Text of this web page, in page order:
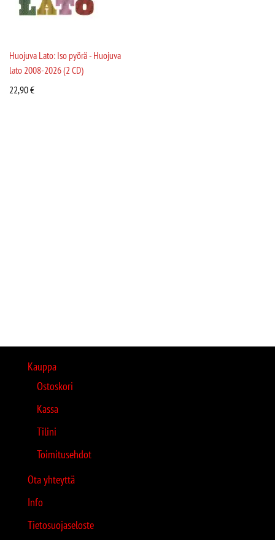
Huojuva Lato: Iso pyörä - Huojuva
lato 2008-2026 (2 CD)
22,90€
Kauppa
Ostoskori
Kassa
Tilini
Toimitusehdot
Ota yhteyttä
Info
Tietosuojaseloste